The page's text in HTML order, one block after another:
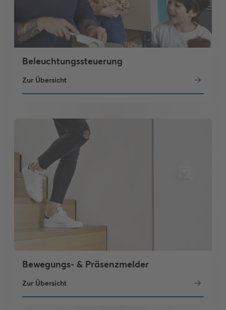
Beleuchtungssteuerung
Zur Übersicht
Bewegungs- & Präsenzmelder
Zur Übersicht